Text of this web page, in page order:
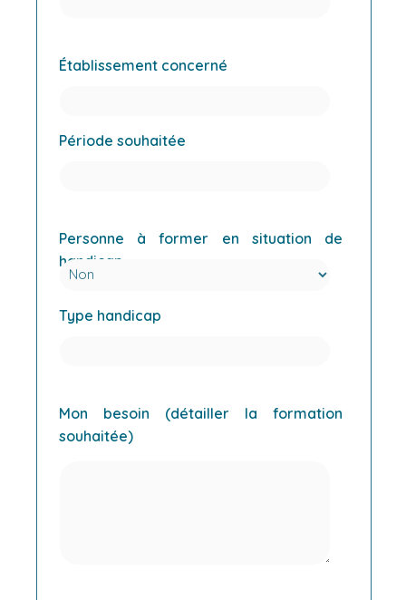
Établissement concerné
Période souhaitée
Personne à former en situation de
handicap
Type handicap
Mon besoin (détailler la formation
souhaitée)